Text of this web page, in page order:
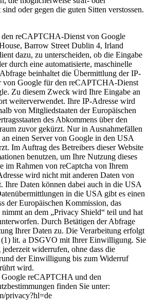
oder gegen die guten Sitten verstossen.
den reCAPTCHA-Dienst von Google
Barrow Street Dublin 4, Irland
dazu, zu unterscheiden, ob die Eingabe
durch eine automatisierte, maschinelle
beinhaltet die Übermittlung der IP-
von Google für den reCAPTCHA-Dienst
Zu diesem Zweck wird Ihre Eingabe an
weiterverwendet. Ihre IP-Adresse wird
von Mitgliedstaaten der Europäischen
des Abkommens über den
zuvor gekürzt. Nur in Ausnahmefällen
einen Server von Google in den USA
Im Auftrag des Betreibers dieser Website
benutzen, um Ihre Nutzung dieses
im Rahmen von reCaptcha von Ihrem
wird nicht mit anderen Daten von
Ihre Daten können dabei auch in die USA
in die USA gibt es einen
der Europäischen Kommission, das
an dem „Privacy Shield“ teil und hat
Durch Betätigen der Abfrage
Ihrer Daten zu. Die Verarbeitung erfolgt
lit. a DSGVO mit Ihrer Einwilligung. Sie
widerrufen, ohne dass die
der Einwilligung bis zum Widerruf
wird.
reCAPTCHA und den
finden Sie unter:
privacy?hl=de